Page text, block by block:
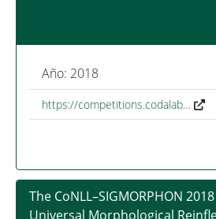
Año: 2018
https://competitions.codalab…
The CoNLL–SIGMORPHON
Universal Morphological